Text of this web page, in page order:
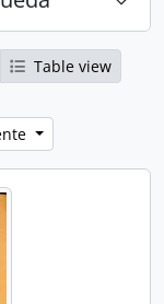
Table view